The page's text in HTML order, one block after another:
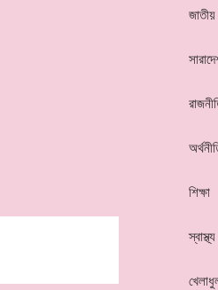
জাতীয়
শিক্ষা
স্বাস্থ্য